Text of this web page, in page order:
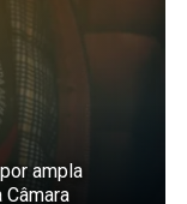
ampla